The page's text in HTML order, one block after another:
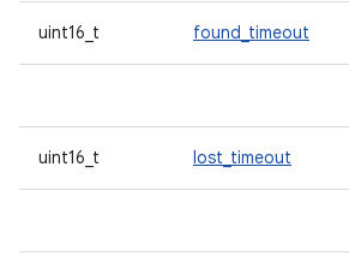
uint16_t found_timeout
uint16_t lost_timeout